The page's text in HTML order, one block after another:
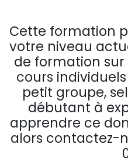
Cette formation
votre niveau
de formation sur
cours
petit groupe,
débutant à
apprendre ce
alors contactez-